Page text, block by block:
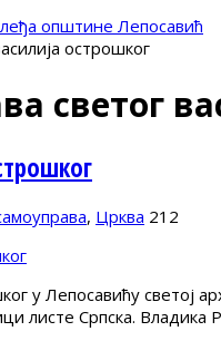
острошког
светог
, Црква 212
у Лепосавићу светој
листе Српска.